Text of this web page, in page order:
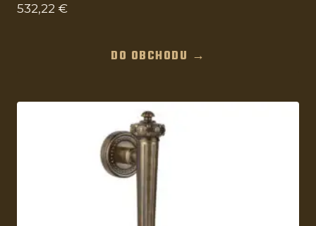
532,22 €
DO OBCHODU →